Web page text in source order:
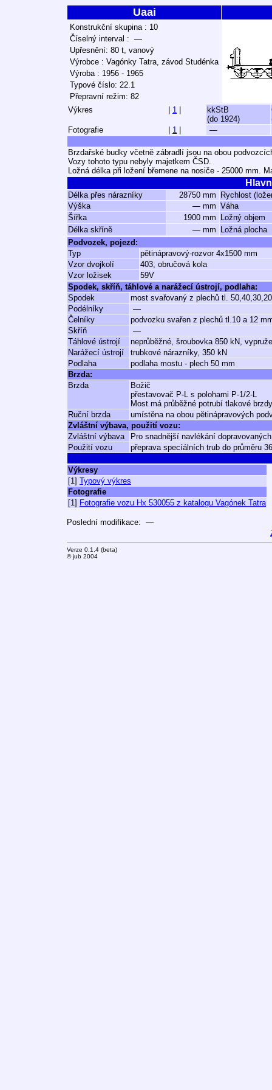
Uaai
Konstrukční skupina : 10
Číselný interval : —
Upřesnění: 80 t, vanový
Výrobce : Vagónky Tatra, závod Studénka
Výroba : 1956 - 1965
Typové číslo: 22.1
Přepravní režim: 82
Výkres
1
kkStB
(do 1924)
Fotografie
1 —
Brzdařské budky včetně zábradlí jsou na obou
Vozy tohoto typu nebyly majetkem ČSD.
Ložná délka při ložení břemene na nosiče - 25000 mm.
Délka přes nárazníky 28750 mm
Rychlost
Výška
— mm Váha
Šířka
1900 mm
Ložný objem
Délka skříně
— mm
Ložná plocha
Podvozek, pojezd:
Typ
pětinápravový-rozvor 4x1500 mm
Vzor dvojkolí
403, obručová kola
Vzor ložisek
59V
Spodek, skříň, táhlové a narážecí ústrojí, podlaha:
Spodek
most svařovaný z plechů tl.
Podélníky
—
Čelníky
podvozku svařen z plechů tl.10 a 12
Skříň
—
Táhlové ústrojí
neprůběžné, šroubovka 850 kN,
Narážecí ústrojí
trubkové nárazníky, 350 kN
Podlaha
podlaha mostu - plech 50 mm
Brzda:
Brzda
Božič
přestavovač P-L s polohami P-1/2-L
Most má průběžné potrubí tlakové
Ruční brzda
umístěna na obou pětinápravových
Zvláštní výbava, použití vozu:
Zvláštní výbava
Pro snadnější navlékání
Použití vozu
přeprava specíálních trub do průměru
Výkresy
[1] Typový výkres
Fotografie
[1] Fotografie vozu Hx 530055 z katalogu Vagónek Tatra
Poslední modifikace: —
Verze 0.1.4 (beta)
© jub 2004